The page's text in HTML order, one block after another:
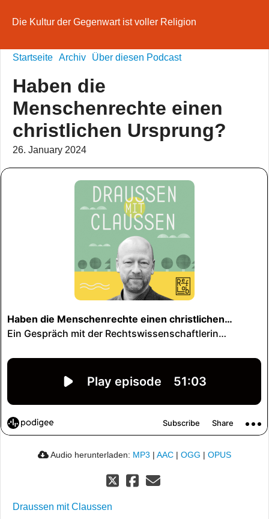
Die Kultur der Gegenwart ist voller Religion
Startseite Archiv Über diesen Podcast
Haben die
Menschenrechte einen
christlichen Ursprung?
26. January 2024
Audio herunterladen: MP3 | AAC | OGG | OPUS
Draussen mit Claussen